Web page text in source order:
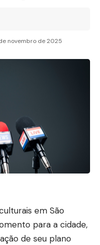
novembro de 2025
em São
para a cidade,
de seu plano